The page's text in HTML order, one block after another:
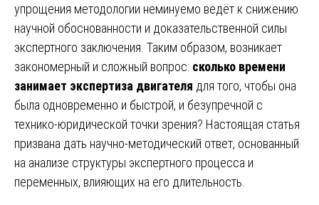
упрощения методологии неминуемо ведёт к снижению
научной обоснованности и доказательственной силы
экспертного заключения. Таким образом, возникает
закономерный и сложный вопрос: сколько времени
занимает экспертиза двигателя для того, чтобы она
была одновременно и быстрой, и безупречной с
технико-юридической точки зрения? Настоящая статья
призвана дать научно-методический ответ, основанный
на анализе структуры экспертного процесса и
переменных, влияющих на его длительность.